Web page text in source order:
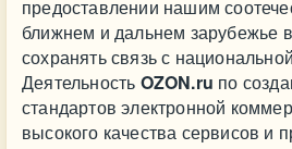
предоставлении нашим
ближнем и дальнем зарубежье
сохранять связь с
Деятельность OZON.ru по
стандартов электронной
высокого качества сервисов и